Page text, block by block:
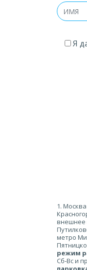
Я
1. Москва
внешнее
метро
режим
Сб-Вс и